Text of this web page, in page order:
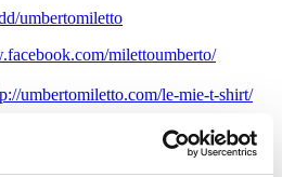
umbertomiletto
milettoumberto/
umbertomiletto.com/le-mie-t-shirt/
http://shop.burningate.com/
il Blogdi allenamento del